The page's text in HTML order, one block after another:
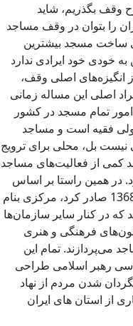
وقف بگذریم، شاید
را بتوان در وقف مساجد
ساخت مسجد بیشترین
خودی خود ایرادی ندارد
انگیزه‌های اصلی وقف،
اصلی این مساله زمانی
تمام مسجد در کشور
ولی فقیه است و مساجد
نیست بل، محلی برای ترویج
کمی از فعالیت‌های مساجد
در همین راستا بر اساس
حکم حکومتی که علی خامنه‌ای در سال 1368 صادر کرد، مرکزی بنام
در کنار سایر سازمان‌ها
فرهنگی و هنری
می‌پردازند. تمام این
رهبر اسلامی طراحی
شدن مردم از نهاد
از استان های ایران